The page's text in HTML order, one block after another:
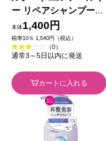
ー リペアシャンプー
３８０ｍＬ マンダム
本体1,400円
税率10％ 1,540円（税込）
（0）
通常3～5日以内に発送
カートに入れる